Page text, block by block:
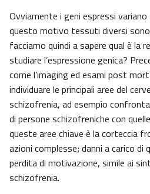
Ovviamente i geni espressi
questo motivo tessuti diversi
facciamo quindi a sapere qual è la
studiare l’espressione genica?
come l’imaging ed esami post
individuare le principali aree del
schizofrenia, ad esempio
di persone schizofreniche con
queste aree chiave è la corteccia
azioni complesse; danni a carico di
perdita di motivazione, simile ai
schizofrenia.